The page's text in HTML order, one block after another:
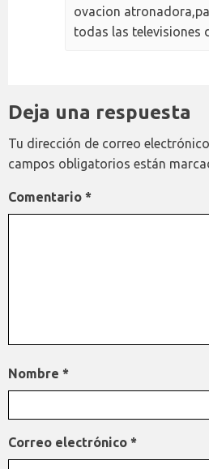
ovacion
todas las televisiones
Deja una respuesta
Tu dirección de correo
campos obligatorios están
Comentario *
Nombre *
Correo electrónico *